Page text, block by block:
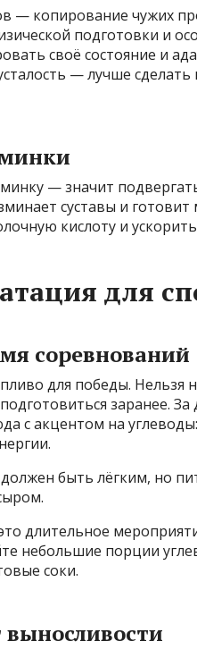
— копирование чужих
подготовки и
своё состояние и
— лучше сделать
— значит
суставы и
кислоту и
для
соревнований
для победы. Нельзя
заранее. За
с акцентом на
быть лёгким, но
длительное
небольшие порции
соки.